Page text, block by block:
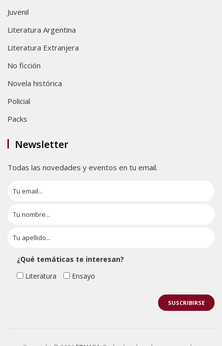
Juvenil
Literatura Argentina
Literatura Extranjera
No ficción
Novela histórica
Policial
Packs
Newsletter
Todas las novedades y eventos en tu email.
¿Qué temáticas te interesan?
Literatura
Ensayo